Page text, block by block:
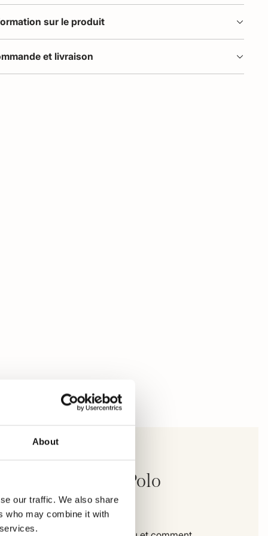
About
our traffic. We also share
who may combine it with
sur le produit
et livraison
Nelson Polo
courtes